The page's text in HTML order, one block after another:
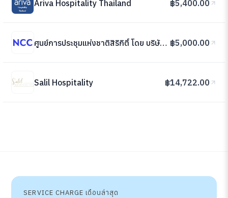
Ariva Hospitality Thailand ฿5,400.00
ศูนย์การประชุมแห่งชาติสิริกิติ์ โดย บริษัท เอ็น.ซี.ซี. แมนเนจเม้นท์ แอนดิเวลลอปเม้นท์ จำกัด ฿5,000.00
Salil Hospitality ฿14,722.00
SERVICE CHARGE เดือนล่าสุด